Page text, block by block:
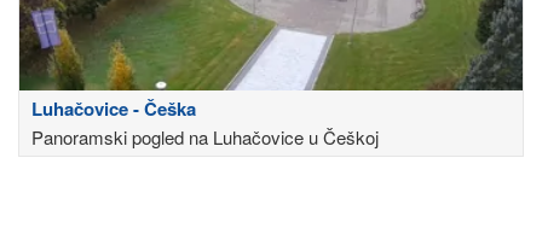
Luhačovice - Češka
Panoramski pogled na Luhačovice u Češkoj